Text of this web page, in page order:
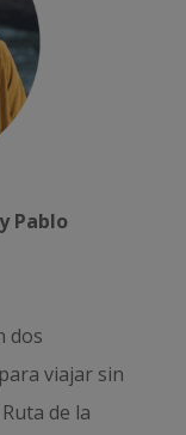
Pablo
dos
viajar sin
Ruta de la